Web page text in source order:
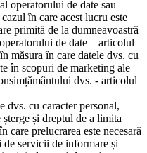
operatorului de date sau
în care acest lucru este
primită de la dumneavoastră
de date – articolul
măsura în care datele dvs. cu
în scopuri de marketing ale
dvs. - articolul
dvs. cu caracter personal,
și dreptul de a limita
care prelucrarea este necesară
de servicii de informare și